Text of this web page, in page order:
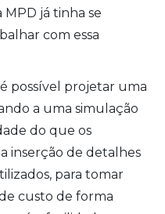
já tinha se
com essa
possível projetar uma
a uma simulação
do que os
inserção de detalhes
para tomar
custo de forma